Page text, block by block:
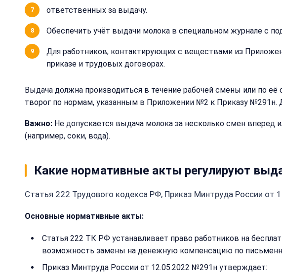
ответственных за выдачу.
Обеспечить учёт выдачи молока в специальном журнале с
Для работников, контактирующих с веществами из
приказе и трудовых договорах.
Выдача должна производиться в течение рабочей смены или по
творог по нормам, указанным в Приложении №2 к Приказу №291н.
Важно: Не допускается выдача молока за несколько смен
(например, соки, вода).
Какие нормативные акты регулируют
Статья 222 Трудового кодекса РФ, Приказ Минтруда России
Основные нормативные акты:
Статья 222 ТК РФ устанавливает право работников на
возможность замены на денежную компенсацию по
Приказ Минтруда России от 12.05.2022 №291н утверждает: